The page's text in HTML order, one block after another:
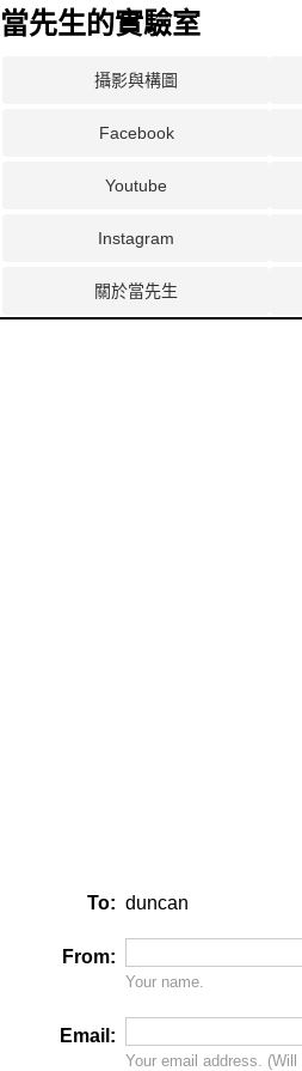
當先生的實驗室
攝影與構圖
Facebook
Youtube
Instagram
關於當先生
To: duncan
From:
Your name.
Email:
Your email address. (Will